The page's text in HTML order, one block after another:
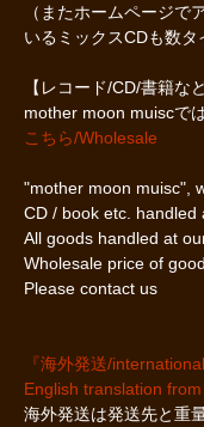
（またホームページで
いるミックスCDも数タ
【レコード/CD/書籍な
mother moon muiscで
こちら/Wholesale
"mother moon muisc",
CD / book etc. handled
All goods handled at
Wholesale price of
Please contact us
『海外発送/
English translation
海外発送は発送先と重